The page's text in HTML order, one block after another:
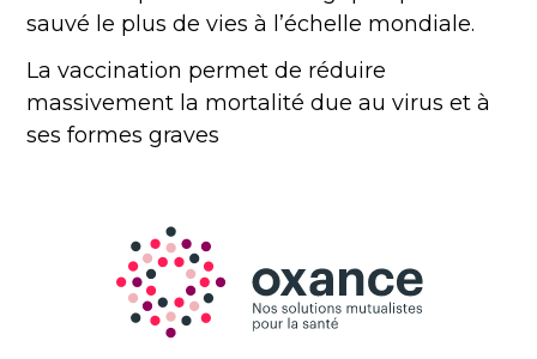
sauvé le plus de vies à l’échelle mondiale.
La vaccination permet de réduire
massivement la mortalité due au virus et à
ses formes graves